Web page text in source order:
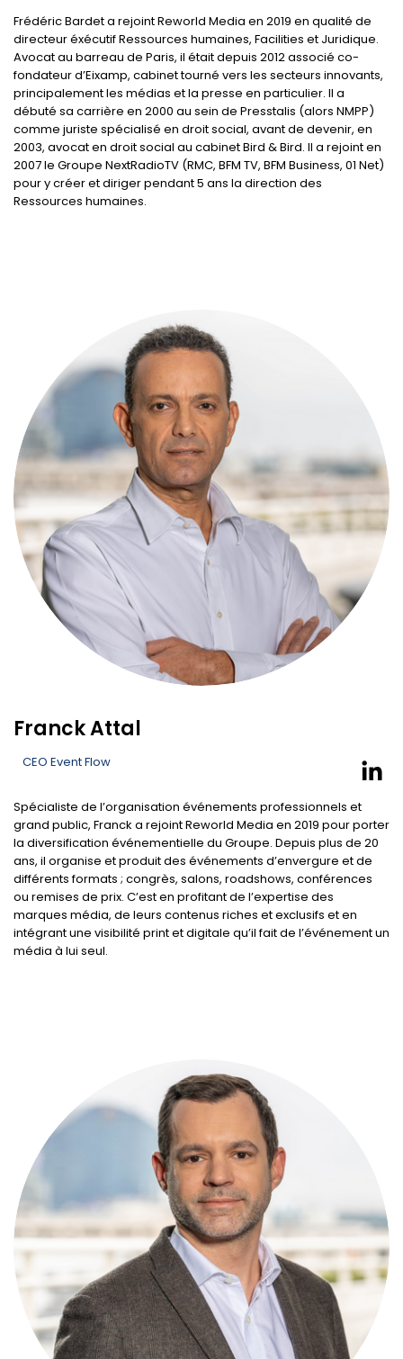
Frédéric Bardet a rejoint Reworld Media en 2019 en qualité de
directeur éxécutif Ressources humaines, Facilities et Juridique.
Avocat au barreau de Paris, il était depuis 2012 associé co-
fondateur d’Eixamp, cabinet tourné vers les secteurs innovants,
principalement les médias et la presse en particulier. Il a
débuté sa carrière en 2000 au sein de Presstalis (alors NMPP)
comme juriste spécialisé en droit social, avant de devenir, en
2003, avocat en droit social au cabinet Bird & Bird. Il a rejoint en
2007 le Groupe NextRadioTV (RMC, BFM TV, BFM Business, 01 Net)
pour y créer et diriger pendant 5 ans la direction des
Ressources humaines.
Franck Attal
CEO Event Flow
Spécialiste de l’organisation événements professionnels et
grand public, Franck a rejoint Reworld Media en 2019 pour porter
la diversification événementielle du Groupe. Depuis plus de 20
ans, il organise et produit des événements d’envergure et de
différents formats ; congrès, salons, roadshows, conférences
ou remises de prix. C’est en profitant de l’expertise des
marques média, de leurs contenus riches et exclusifs et en
intégrant une visibilité print et digitale qu’il fait de l’événement un
média à lui seul.